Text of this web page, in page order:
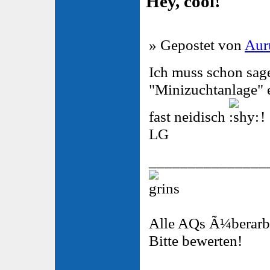
» Gepostet von
Ich muss schon
"Minizuchtanlage"
fast neidisch
!
LG
Alle AQs
Bitte bewerten!